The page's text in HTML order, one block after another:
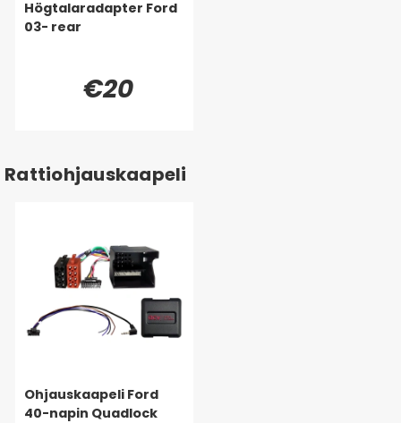
Högtalaradapter Ford
03- rear
€20
Rattiohjauskaapeli
Ohjauskaapeli Ford
40-napin Quadlock